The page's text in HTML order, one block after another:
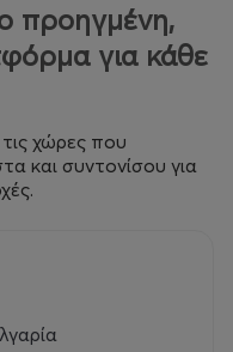
προηγμένη,
για κάθε
χώρες που
και συντονίσου για